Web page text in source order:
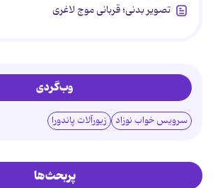
تصویر بدنی؛ قربانی موج لاغری
وب‌گردی
سرویس خواب نوزاد زیورآلات پاندورا
پربحث‌ها